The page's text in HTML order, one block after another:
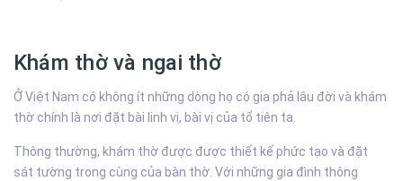
Khám thờ và ngai thờ
Ở Việt Nam có không ít những dòng họ có gia phả lâu đời và khám
thờ chính là nơi đặt bài linh vị, bài vị của tổ tiên ta.
Thông thường, khám thờ được được thiết kế phức tạo và đặt
sát tường trong cùng của bàn thờ. Với những gia đình thông